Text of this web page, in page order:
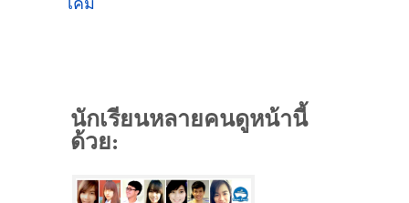
นักเรียนหลายคนดูหน้านี้
ด้วย: